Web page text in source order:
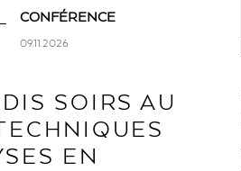
CONFÉRENCE
09.11.2026
SOIRS AU
EN